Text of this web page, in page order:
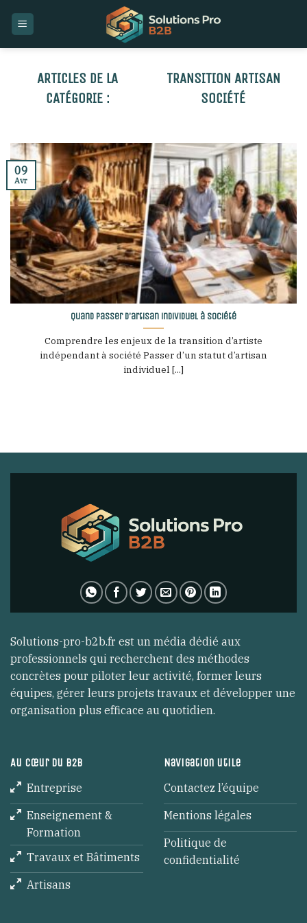
TRANSITION ARTISAN
SOCIÉTÉ
Quand passer d’artisan individuel à société
Comprendre les enjeux de la transition d’artiste
indépendant à société Passer d’un statut d’artisan
individuel [...]
09
Avr
Solutions-pro-b2b.fr est un média dédié aux
professionnels qui recherchent des méthodes
concrètes pour piloter leur activité, former leurs
équipes, gérer leurs projets travaux et développer une
organisation plus efficace au quotidien.
Au cœur du B2B
Entreprise
Enseignement &
Formation
Travaux et Bâtiments
Artisans
Navigation utile
Contactez l’équipe
Mentions légales
Politique de
confidentialité